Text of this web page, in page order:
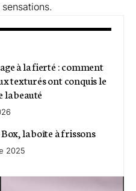
à la fierté : comment
texturés ont conquis le
la beauté
la boîte à frissons
2025